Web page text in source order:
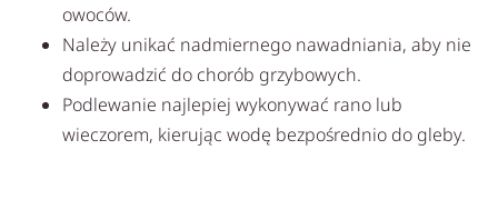
owoców.
Należy unikać nadmiernego nawadniania, aby nie
doprowadzić do chorób grzybowych.
Podlewanie najlepiej wykonywać rano lub
wieczorem, kierując wodę bezpośrednio do gleby.